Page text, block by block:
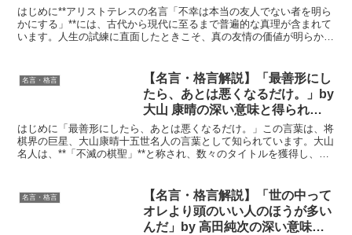
意味と得られる教訓
はじめに**アリストテレスの名言「不幸は本当の友人でない者を明ら
かにする」**には、古代から現代に至るまで普遍的な真理が含まれて
います。人生の試練に直面したときこそ、真の友情の価値が明らかに
名言・格言
【名言・格言解説】「最善形にし
たら、あとは悪くなるだけ。」by
大山 康晴の深い意味と得られる
教訓
はじめに「最善形にしたら、あとは悪くなるだけ。」この言葉は、将
棋界の巨星、大山康晴十五世名人の言葉として知られています。大山
名人は、**「不滅の棋聖」**と称され、数々のタイトルを獲得し、将
名言・格言
【名言・格言解説】「世の中って
オレより頭のいい人のほうが多い
んだ」by 高田純次の深い意味と